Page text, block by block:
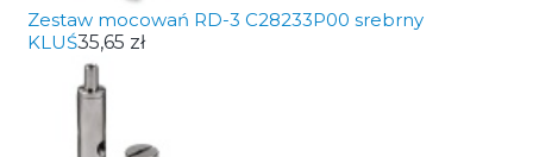
Zestaw mocowań RD-3 C28233P00 srebrny
KLUŚ35,65 zł